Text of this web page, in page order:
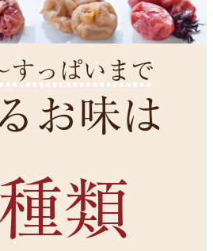
すっぱいまで
お味は
類